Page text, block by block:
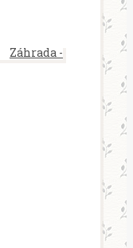
Záhrada -